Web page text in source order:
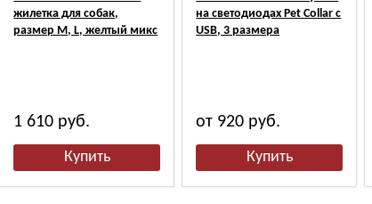
жилетка для собак,
размер M, L, желтый микс
1 610 руб.
на светодиодах Pet Collar с
USB, 3 размера
от 920 руб.